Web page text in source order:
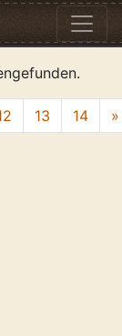
13 14 »